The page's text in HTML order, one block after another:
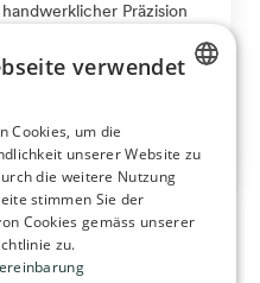
Präzision
Licht und Wärme
das so individuell ist
FRENCH
verwendet
Cookies, um die
unserer Website zu
die weitere Nutzung
stimmen Sie der
Cookies gemäss unserer
zu.